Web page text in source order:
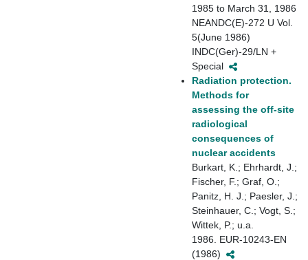
1985 to March 31, 1986
NEANDC(E)-272 U Vol.
5(June 1986)
INDC(Ger)-29/LN +
Special
Radiation protection.
Methods for
assessing the off-site
radiological
consequences of
nuclear accidents
Burkart, K.; Ehrhardt, J.;
Fischer, F.; Graf, O.;
Panitz, H. J.; Paesler, J.;
Steinhauer, C.; Vogt, S.;
Wittek, P.; u.a.
1986. EUR-10243-EN
(1986)